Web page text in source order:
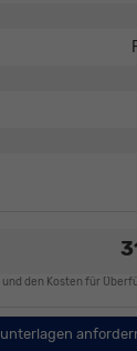
und den Kosten für